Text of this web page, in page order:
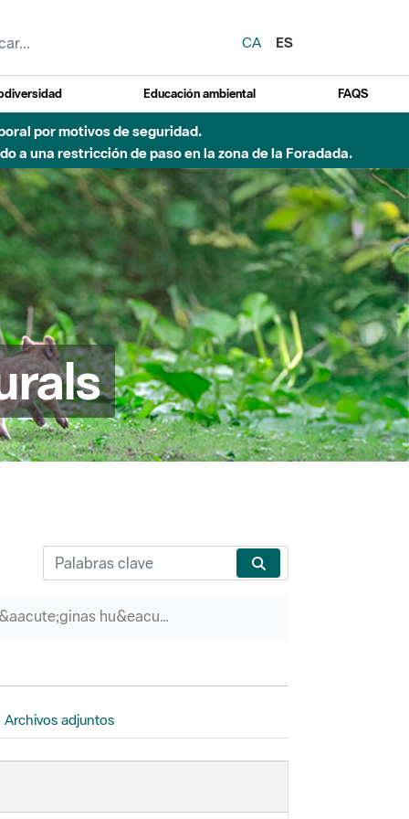
CA
ES
Educación ambiental FAQS
por motivos de seguridad.
a una restricción de paso en la zona de la Foradada.
P&aacute;ginas hu&eacute;rfanas
Archivos adjuntos